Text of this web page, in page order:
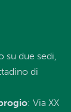
su due sedi,
di
: Via XX